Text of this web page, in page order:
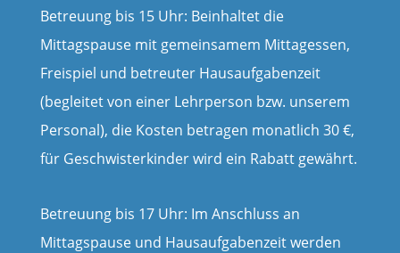
Betreuung bis 15 Uhr: Beinhaltet die
Mittagspause mit gemeinsamem Mittagessen,
Freispiel und betreuter Hausaufgabenzeit
(begleitet von einer Lehrperson bzw. unserem
Personal), die Kosten betragen monatlich 30 €,
für Geschwisterkinder wird ein Rabatt gewährt.
Betreuung bis 17 Uhr: Im Anschluss an
Mittagspause und Hausaufgabenzeit werden